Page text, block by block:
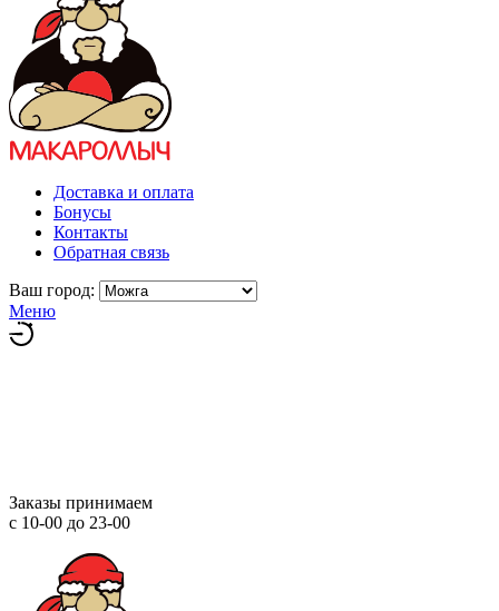
Доставка и оплата
Бонусы
Контакты
Обратная связь
Ваш город:
Меню
Заказы принимаем
с 10-00 до 23-00